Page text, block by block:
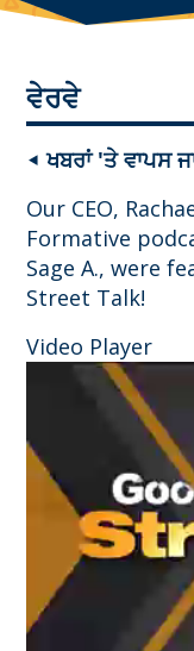
ਵੇਰਵੇ
◂ ਖਬਰਾਂ 'ਤੇ ਵਾਪਸ
Our CEO,
Formative
Sage A., were
Street Talk!
Video Player